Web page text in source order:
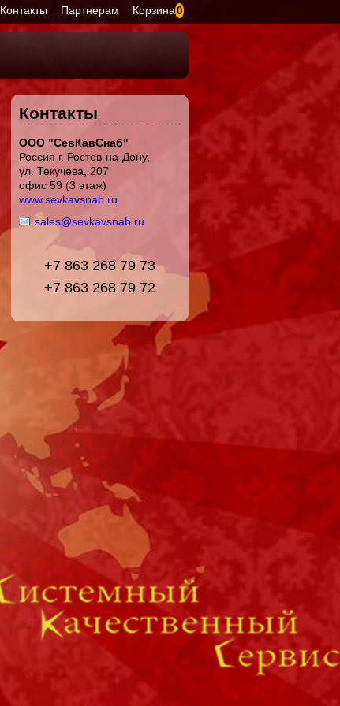
Контакты Партнерам Корзина 0
Контакты
ООО "СевКавСнаб"
Россия г. Ростов-на-Дону,
ул. Текучева, 207
офис 59 (3 этаж)
www.sevkavsnab.ru
sales@sevkavsnab.ru
+7 863 268 79 73
+7 863 268 79 72